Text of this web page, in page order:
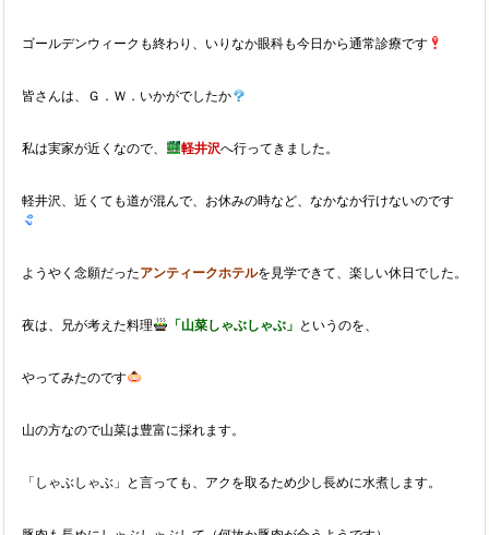
ゴールデンウィークも終わり、いりなか眼科も今日から通常診療です
皆さんは、Ｇ．Ｗ．いかがでしたか
私は実家が近くなので、 軽井沢へ行ってきました。
軽井沢、近くても道が混んで、お休みの時など、なかなか行けないのです
ようやく念願だったアンティークホテルを見学できて、楽しい休日でした。
夜は、兄が考えた料理 「山菜しゃぶしゃぶ」 というのを、
やってみたのです
山の方なので山菜は豊富に採れます。
「しゃぶしゃぶ」と言っても、アクを取るため少し長めに水煮します。